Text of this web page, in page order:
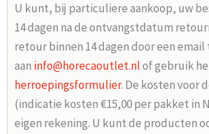
U kunt, bij particuliere aankoop, uw
14 dagen na de ontvangstdatum
retour binnen 14 dagen door een
aan info@horecaoutlet.nlof gebruik
herroepingsformulier. De kosten voor
(indicatie kosten €15,00 per pakket in
eigen rekening. U kunt de producten